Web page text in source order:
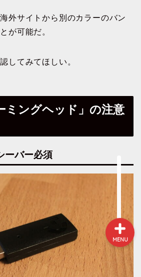
外サイトから別のカラーのバン
が可能だ。
してみてほしい。
ミングヘッド」の注意
ーバー必須
MENU
ガジェット&小物
環境（インテリア）